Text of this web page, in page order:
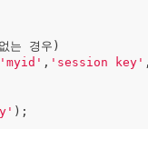
없는 경우 )
'myid' , 'session key' ,
);